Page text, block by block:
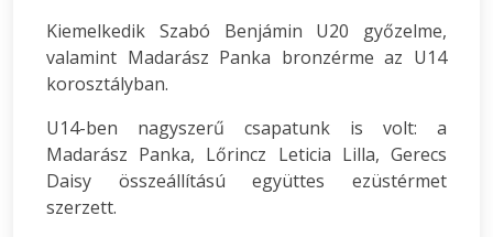
Kiemelkedik Szabó Benjámin U20 győzelme,
valamint Madarász Panka bronzérme az U14
korosztályban.
U14-ben nagyszerű csapatunk is volt: a
Madarász Panka, Lőrincz Leticia Lilla, Gerecs
Daisy összeállítású együttes ezüstérmet
szerzett.